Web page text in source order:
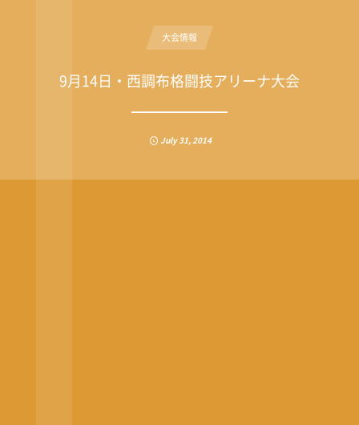
大会情報
9月14日・西調布格闘技アリーナ大会
July31, 2014